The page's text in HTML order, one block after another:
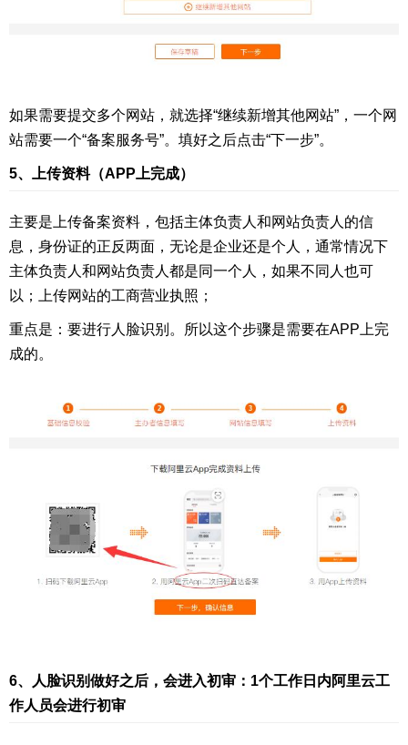
如果需要提交多个网站，就选择“继续新增其他网站”，一个网
站需要一个“备案服务号”。填好之后点击“下一步”。
5、上传资料（APP上完成）
主要是上传备案资料，包括主体负责人和网站负责人的信
息，身份证的正反两面，无论是企业还是个人，通常情况下
主体负责人和网站负责人都是同一个人，如果不同人也可
以；上传网站的工商营业执照；
重点是：要进行人脸识别。所以这个步骤是需要在APP上完
成的。
6、人脸识别做好之后，会进入初审：1个工作日内阿里云工
作人员会进行初审